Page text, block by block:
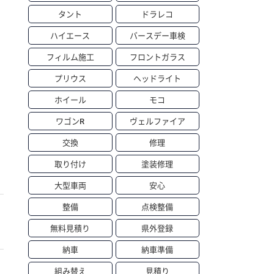
タント ドラレコ
ハイエース バースデー車検
フィルム施工 フロントガラス
プリウス ヘッドライト
ホイール モコ
ワゴンR ヴェルファイア
交換 修理
取り付け 塗装修理
大型車両 安心
整備 点検整備
無料見積り 県外登録
納車 納車準備
組み替え 見積り